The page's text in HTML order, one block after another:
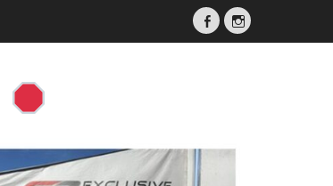
FacebookInstagram